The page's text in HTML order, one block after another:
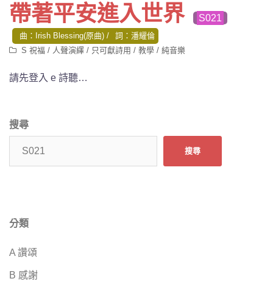
帶著平安進入世界 S021
曲：Irish Blessing(原曲)
詞：潘耀倫
S 祝福 / 人聲演繹 / 只可獻詩用 / 教學 / 純音樂
請先登入 e 詩聽…
搜尋
搜尋
分類
A 讚頌
B 感謝